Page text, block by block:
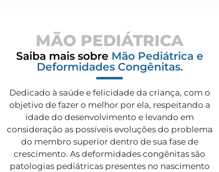
MÃO PEDIÁTRICA
Saiba mais sobre Mão Pediátrica e
Deformidades Congênitas.
Dedicado à saúde e felicidade da criança, com o
objetivo de fazer o melhor por ela, respeitando a
idade do desenvolvimento e levando em
consideração as possíveis evoluções do problema
do membro superior dentro de sua fase de
crescimento. As deformidades congênitas são
patologias pediátricas presentes no nascimento